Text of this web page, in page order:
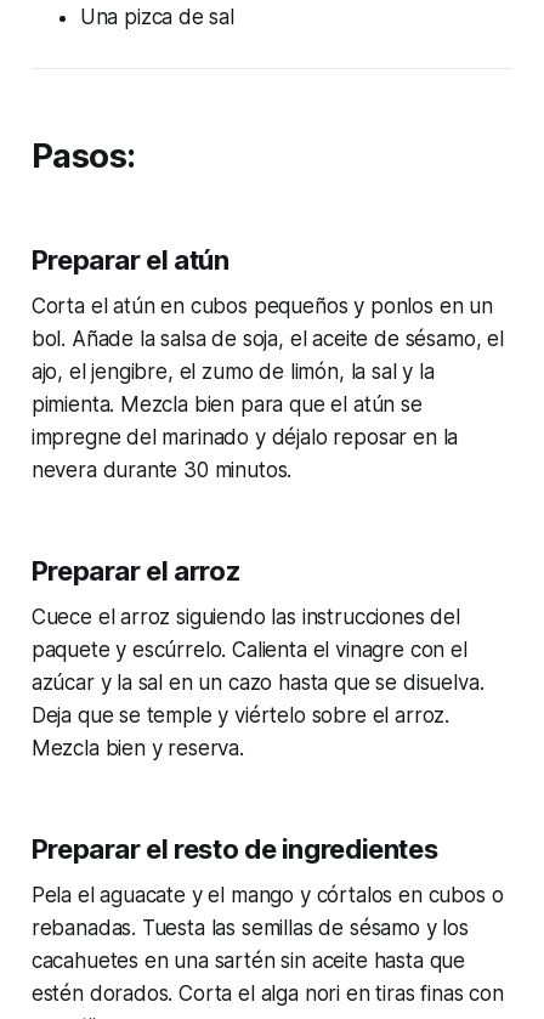
Una pizca de sal
Pasos:
Preparar el atún
Corta el atún en cubos pequeños y ponlos en un
bol. Añade la salsa de soja, el aceite de sésamo, el
ajo, el jengibre, el zumo de limón, la sal y la
pimienta. Mezcla bien para que el atún se
impregne del marinado y déjalo reposar en la
nevera durante 30 minutos.
Preparar el arroz
Cuece el arroz siguiendo las instrucciones del
paquete y escúrrelo. Calienta el vinagre con el
azúcar y la sal en un cazo hasta que se disuelva.
Deja que se temple y viértelo sobre el arroz.
Mezcla bien y reserva.
Preparar el resto de ingredientes
Pela el aguacate y el mango y córtalos en cubos o
rebanadas. Tuesta las semillas de sésamo y los
cacahuetes en una sartén sin aceite hasta que
estén dorados. Corta el alga nori en tiras finas con